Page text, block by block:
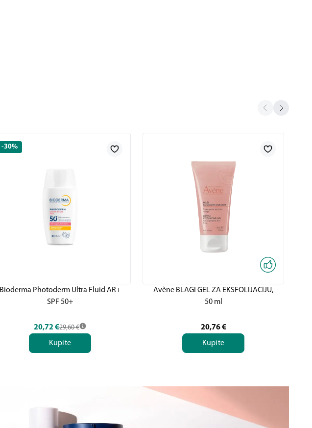
-30%
Bioderma Photoderm Ultra Fluid AR+
SPF 50+
20,72 €29,60 €
Kupite
Avène BLAGI GEL ZA EKSFOLIJACIJU,
50 ml
20,76 €
Kupite